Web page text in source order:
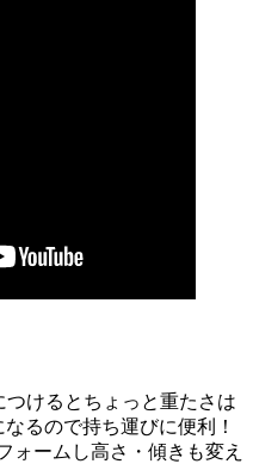
けるとちょっと重たさは
るので持ち運びに便利！
ォームし高さ・傾きも変え